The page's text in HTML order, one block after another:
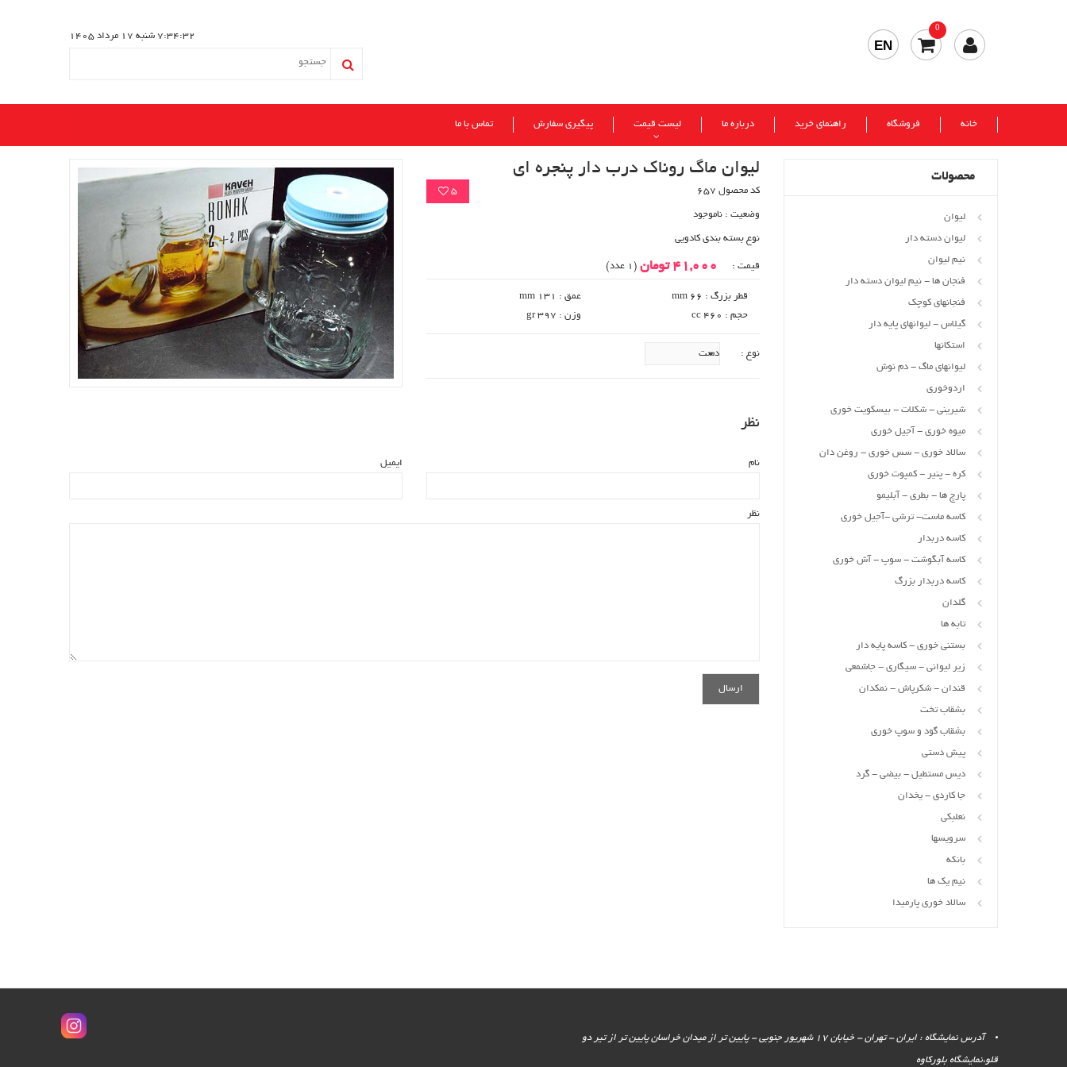
7:34:33 شنبه 17 مرداد 1405
0
EN
خانه فروشگاه راهنمای خرید درباره ما لیست قیمت پیگیری سفارش تماس با ما
لیوان ماگ روناک درب دار پنجره ای
5 کد محصول 657
وضعیت : ناموجود
نوع بسته بندی کادویی
قیمت : 41,000 تومان (1 عدد)
قطر بزرگ : 66 mm
عمق : 131 mm
حجم : 460 cc
وزن : 397 gr
نوع :
نظر
ایمیل نام
نظر
محصولات
لیوان
لیوان دسته دار
نیم لیوان
فنجان ها - نیم لیوان دسته دار
فنجانهای کوچک
گیلاس - لیوانهای پایه دار
استکانها
لیوانهای ماگ - دم نوش
اردوخوری
شیرینی - شکلات - بیسکویت خوری
میوه خوری - آجیل خوری
سالاد خوری - سس خوری - روغن دان
کره - پنیر - کمپوت خوری
پارچ ها - بطری - آبلیمو
کاسه ماست- ترشی -آجیل خوری
کاسه دربدار
کاسه آبگوشت - سوپ - آش خوری
کاسه دربدار بزرگ
گلدان
تابه ها
بستنی خوری - کاسه پایه دار
زیر لیوانی - سیگاری - جاشمعی
قندان - شکرپاش - نمکدان
بشقاب تخت
بشقاب گود و سوپ خوری
پیش دستی
دیس مستطیل - بیضی - گرد
جا کاردی - یخدان
نعلبکی
سرویسها
بانکه
نیم یک ها
سالاد خوری پارمیدا
آدرس نمایشگاه : ایران - تهران - خیابان 17 شهریور جنوبی - پایین تر از میدان خراسان پایین تر از تیر دو
قلو،نمایشگاه بلورکاوه